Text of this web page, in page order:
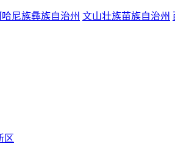
尼族彝族自治州 文山壮族苗族自治州
区